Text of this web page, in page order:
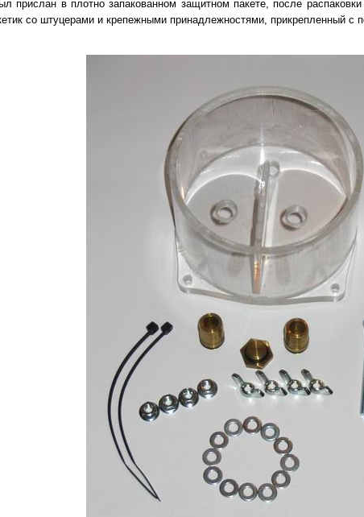
прислан в плотно запакованном защитном пакете, после
со штуцерами и крепежными принадлежностями, прикрепленный с